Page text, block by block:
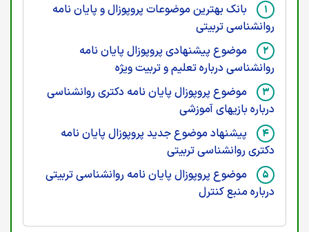
بانک بهترین موضوعات پروپوزال و پایان نامه
روانشناسی تربیتی
موضوع پیشنهادی پروپوزال پایان نامه
روانشناسی درباره تعلیم و تربیت ویژه
موضوع پروپوزال پایان نامه دکتری روانشناسی
درباره بازیهای آموزشی
پیشنهاد موضوع جدید پروپوزال پایان نامه
دکتری روانشناسی تربیتی
موضوع پروپوزال پایان نامه روانشناسی تربیتی
درباره منبع کنترل